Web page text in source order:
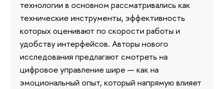
технологии в основном рассматривались как
технические инструменты, эффективность
которых оценивают по скорости работы и
удобству интерфейсов. Авторы нового
исследования предлагают смотреть на
цифровое управление шире — как на
эмоциональный опыт, который напрямую влияет